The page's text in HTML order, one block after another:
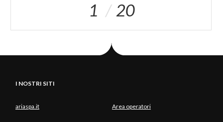
1 20
I NOSTRI SITI
ariaspa.it Area operatori